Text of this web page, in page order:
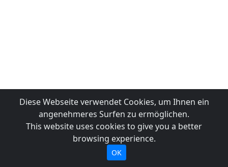
Diese Webseite verwendet Cookies, um Ihnen ein
angenehmeres Surfen zu ermöglichen.
This website uses cookies to give you a better
browsing experience.
OK